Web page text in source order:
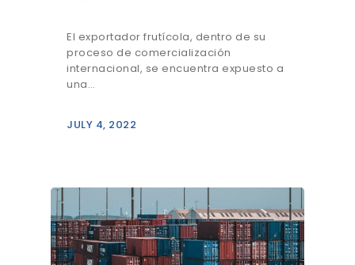
El exportador frutícola, dentro de su
proceso de comercialización
internacional, se encuentra expuesto a
una…
JULY 4, 2022